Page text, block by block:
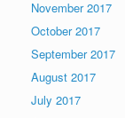
November 2017
October 2017
September 2017
August 2017
July 2017